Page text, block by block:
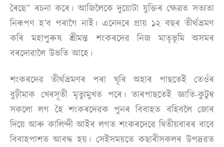
ৰৈছে” ৰচনা কৰে। আজিলৈকে দুয়োটা যুক্তিৰ ক্ষেত্ৰত সত্যতা
নিৰূপণ হ’ব পৰাগৈ নাই। এনেদৰে প্ৰায় ১২ বছৰ তীৰ্থভ্ৰমণ
কৰি মহাপুৰুষ শ্ৰীমন্ত শংকৰদেৱ নিজ মাতৃভূমি অসমৰ
বৰদোৱালৈ উভতি আহে।
শংকৰদেৱ তীৰ্থভ্ৰমণৰ পৰা ঘূৰি অহাৰ পাছতেই তেওঁৰ
বুঢ়ীমাক খেৰসূতী মৃত্যুমুখত পৰে। তাৰপাছতেই জ্ঞাতি-কুটুম্ব
সকলো লগ হৈ শংকৰদেৱক পুনৰ বিবাহত বহিবলৈ জোৰ
দিয়ে আৰু কালিন্দী আইৰ লগত শংকৰদেৱে দ্বিতীয়বাৰৰ বাবে
বিবাহপাশত আবদ্ধ হয়। সেইসময়তে কছাৰীসকলৰ উপদ্ৰৱত